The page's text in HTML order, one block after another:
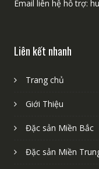
Email liên hệ hỗ trợ:
Liên kết nhanh
Trang chủ
Giới Thiệu
Đặc sản Miền Bắc
Đặc sản Miền